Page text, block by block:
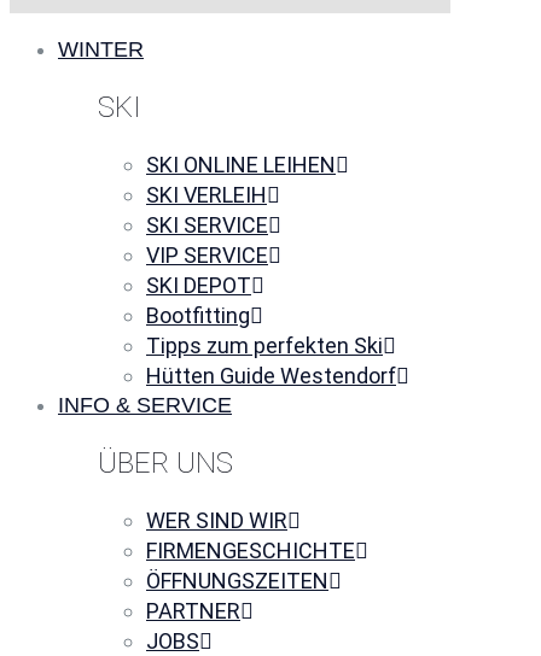
WINTER
SKI
SKI ONLINE LEIHEN
SKI VERLEIH
SKI SERVICE
VIP SERVICE
SKI DEPOT
Bootfitting
Tipps zum perfekten Ski
Hütten Guide Westendorf
INFO & SERVICE
ÜBER UNS
WER SIND WIR
FIRMENGESCHICHTE
ÖFFNUNGSZEITEN
PARTNER
JOBS